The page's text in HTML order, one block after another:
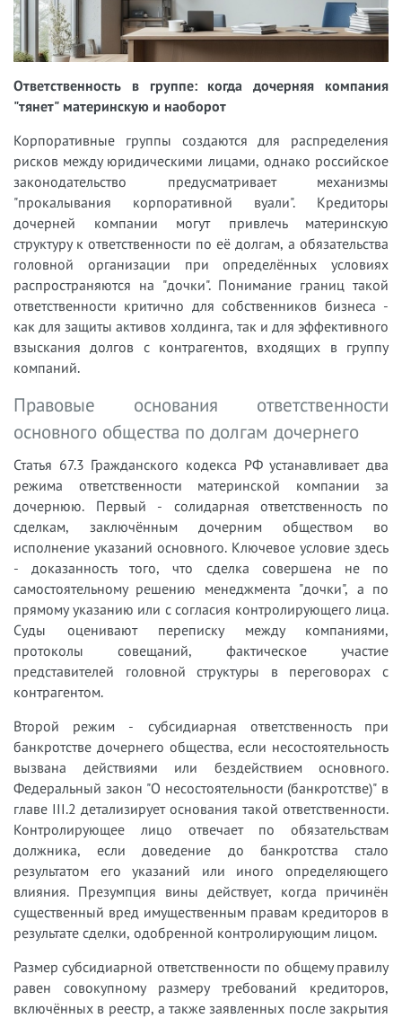
Ответственность в группе: когда дочерняя компания
"тянет" материнскую и наоборот
Корпоративные группы создаются для распределения
рисков между юридическими лицами, однако российское
законодательство предусматривает механизмы
"прокалывания корпоративной вуали". Кредиторы
дочерней компании могут привлечь материнскую
структуру к ответственности по её долгам, а обязательства
головной организации при определённых условиях
распространяются на "дочки". Понимание границ такой
ответственности критично для собственников бизнеса -
как для защиты активов холдинга, так и для эффективного
взыскания долгов с контрагентов, входящих в группу
компаний.
Правовые основания ответственности
основного общества по долгам дочернего
Статья 67.3 Гражданского кодекса РФ устанавливает два
режима ответственности материнской компании за
дочернюю. Первый - солидарная ответственность по
сделкам, заключённым дочерним обществом во
исполнение указаний основного. Ключевое условие здесь
- доказанность того, что сделка совершена не по
самостоятельному решению менеджмента "дочки", а по
прямому указанию или с согласия контролирующего лица.
Суды оценивают переписку между компаниями,
протоколы совещаний, фактическое участие
представителей головной структуры в переговорах с
контрагентом.
Второй режим - субсидиарная ответственность при
банкротстве дочернего общества, если несостоятельность
вызвана действиями или бездействием основного.
Федеральный закон "О несостоятельности (банкротстве)" в
главе III.2 детализирует основания такой ответственности.
Контролирующее лицо отвечает по обязательствам
должника, если доведение до банкротства стало
результатом его указаний или иного определяющего
влияния. Презумпция вины действует, когда причинён
существенный вред имущественным правам кредиторов в
результате сделки, одобренной контролирующим лицом.
Размер субсидиарной ответственности по общему правилу
равен совокупному размеру требований кредиторов,
включённых в реестр, а также заявленных после закрытия